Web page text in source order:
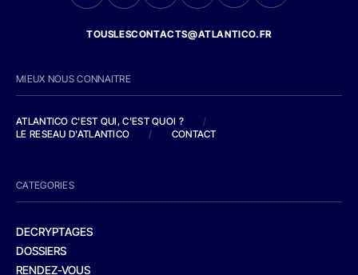
TOUSLESCONTACTS@ATLANTICO.FR
MIEUX NOUS CONNAITRE
ATLANTICO C'EST QUI, C'EST QUOI ?
/
LE RESEAU D'ATLANTICO
/ CONTACT
CATEGORIES
DECRYPTAGES
DOSSIERS
RENDEZ-VOUS